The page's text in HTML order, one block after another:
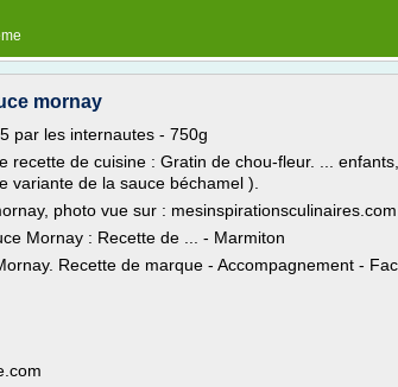
mornay
par les internautes - 750g
recette de cuisine : Gratin de chou-fleur. ...
variante de la sauce béchamel ).
photo vue sur : mesinspirationsculinaires.com
Mornay : Recette de ... - Marmiton
Recette de marque - Accompagnement -